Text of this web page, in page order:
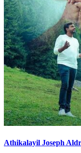
Athikalayil Joseph